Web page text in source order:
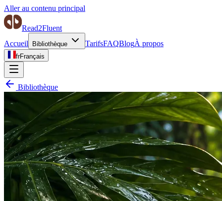
Aller au contenu principal
Read2Fluent
Accueil
Bibliothèque TarifsFAQBlogÀ propos
frFrançais
Bibliothèque